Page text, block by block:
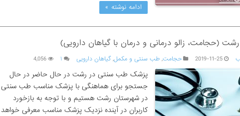
ادامه نوشته »
(حجامت، زالو درمانی و درمان با گیاهان دارویی)
2019-11-25 حجامت, طب سنتی و مکمل, گیاهان دارویی ۱ 4,056
پزشک طب سنتی در رشت در حال حاضر در حال
جستجو برای هماهنگی با پزشک مناسب طب سنتی
در شهرستان رشت هستیم و با توجه به بازخورد
کاربران در آینده نزدیک پزشک مناسب معرفی خواهد